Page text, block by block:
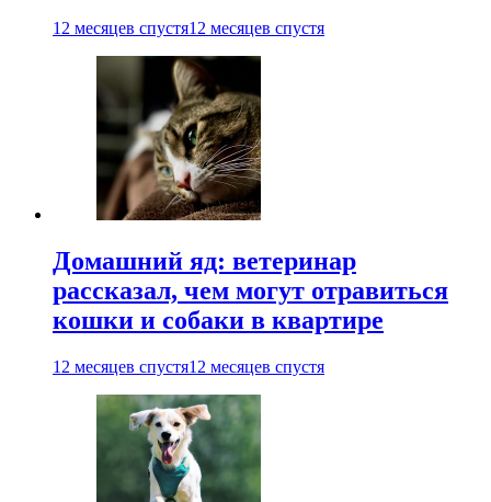
12 месяцев спустя12 месяцев спустя
Домашний яд: ветеринар
рассказал, чем могут отравиться
кошки и собаки в квартире
12 месяцев спустя12 месяцев спустя